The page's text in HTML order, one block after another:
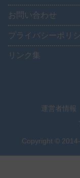
お問い合わせ
プライバシーポリ
リンク集
運営者情報
Copyright ©